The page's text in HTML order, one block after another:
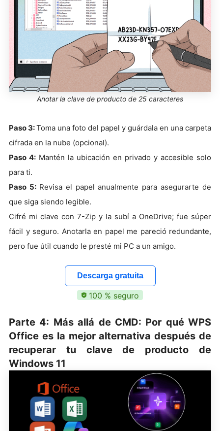
Anotar la clave de producto de 25 caracteres
Paso 3:Toma una foto del papel y guárdala en una carpeta
cifrada en la nube (opcional).
Paso 4: Mantén la ubicación en privado y accesible solo
para ti.
Paso 5: Revisa el papel anualmente para asegurarte de
que siga siendo legible.
Cifré mi clave con 7-Zip y la subí a OneDrive; fue súper
fácil y seguro. Anotarla en papel me pareció redundante,
pero fue útil cuando le presté mi PC a un amigo.
Descarga gratuita
100 % seguro
Parte 4: Más allá de CMD: Por qué WPS
Office es la mejor alternativa después de
recuperar tu clave de producto de
Windows 11